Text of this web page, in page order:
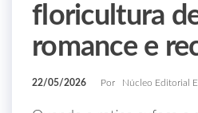
floricultura
romance e
22/05/2026 Por Núcleo Editorial